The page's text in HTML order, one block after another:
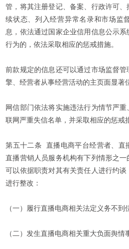
管，将其注册登记、备案、行政许可
续状态、列入经营异常名录和市场监
息，依法通过国家企业信用信息公示
行为的，依法采取相应的惩戒措施。
前款规定的信息还可以通过市场监督管
擎、经营者从事经营活动的主页面显著
网信部门依法将实施违法行为情节严
联网严重失信名单，并采取相应的惩戒
第五十二条 直播电商平台经营者、直
直播营销人员服务机构有下列情形之
可以依据职责对其有关责任人进行约
进行整改：
（一）履行直播电商相关法定义务不到
（二）发生直播电商相关重大负面舆情